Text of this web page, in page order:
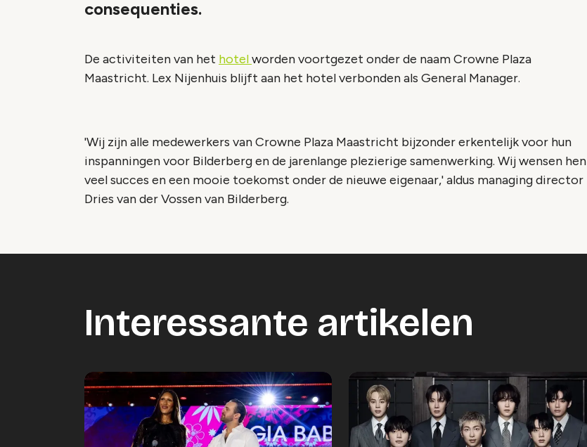
consequenties.
De activiteiten van het hotelworden voortgezet onder de naam Crowne Plaza
Maastricht. Lex Nijenhuis blijft aan het hotel verbonden als General Manager.
'Wij zijn alle medewerkers van Crowne Plaza Maastricht bijzonder erkentelijk voor hun
inspanningen voor Bilderberg en de jarenlange plezierige samenwerking. Wij wensen hen
veel succes en een mooie toekomst onder de nieuwe eigenaar,' aldus managing director
Dries van der Vossen van Bilderberg.
Interessante artikelen